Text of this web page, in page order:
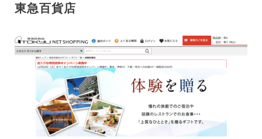
東急百貨店